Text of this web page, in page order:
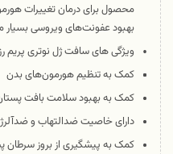
محصول برای درمان تغییرات
بهبود عفونت‌های ویروسی
ویژگی های سافت ژل نوتری پریم رز 1300 نوتری سنتری:
کمک به تنظیم هورمون‌های بدن
کمک به بهبود سلامت بافت
دارای خاصیت ضدالتهاب و
کمک به پیشگیری از بروز سرطان